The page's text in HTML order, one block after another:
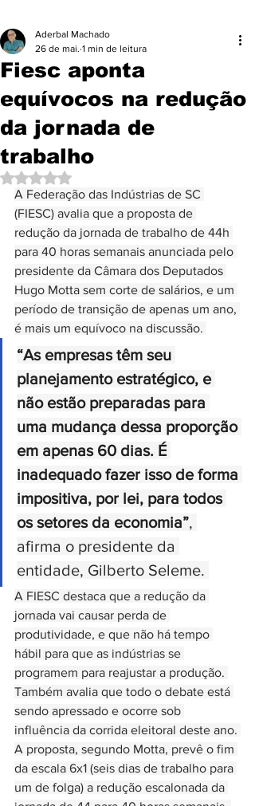
Fiesc aponta
equívocos na redução
da jornada de
trabalho
Aderbal Machado
26 de mai. 1 min de leitura
Avaliado com NaN de 5 estrelas.
A Federação das Indústrias de SC
(FIESC) avalia que a proposta de
redução da jornada de trabalho de 44h
para 40 horas semanais anunciada pelo
presidente da Câmara dos Deputados
Hugo Motta sem corte de salários, e um
período de transição de apenas um ano,
é mais um equívoco na discussão.
“As empresas têm seu
planejamento estratégico, e
não estão preparadas para
uma mudança dessa proporção
em apenas 60 dias. É
inadequado fazer isso de forma
impositiva, por lei, para todos
os setores da economia”,
afirma o presidente da
entidade, Gilberto Seleme.
A FIESC destaca que a redução da
jornada vai causar perda de
produtividade, e que não há tempo
hábil para que as indústrias se
programem para reajustar a produção.
Também avalia que todo o debate está
sendo apressado e ocorre sob
influência da corrida eleitoral deste ano.
A proposta, segundo Motta, prevê o fim
da escala 6x1 (seis dias de trabalho para
um de folga) a redução escalonada da